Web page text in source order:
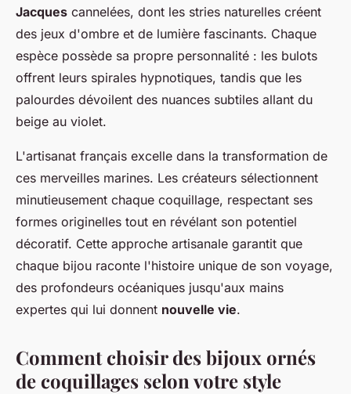
Jacques cannelées, dont les stries naturelles créent
des jeux d'ombre et de lumière fascinants. Chaque
espèce possède sa propre personnalité : les bulots
offrent leurs spirales hypnotiques, tandis que les
palourdes dévoilent des nuances subtiles allant du
beige au violet.
L'artisanat français excelle dans la transformation de
ces merveilles marines. Les créateurs sélectionnent
minutieusement chaque coquillage, respectant ses
formes originelles tout en révélant son potentiel
décoratif. Cette approche artisanale garantit que
chaque bijou raconte l'histoire unique de son voyage,
des profondeurs océaniques jusqu'aux mains
expertes qui lui donnent nouvelle vie.
Comment choisir des bijoux ornés
de coquillages selon votre style